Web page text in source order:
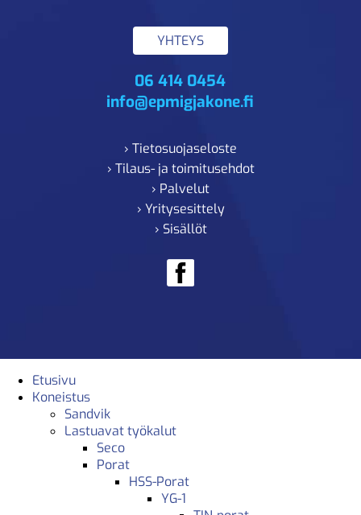
YHTEYS
06 414 0454
info@epmigjakone.fi
› Tietosuojaseloste
› Tilaus- ja toimitusehdot
› Palvelut
› Yritysesittely
› Sisällöt
Etusivu
Koneistus
Sandvik
Lastuavat työkalut
Seco
Porat
HSS-Porat
YG-1